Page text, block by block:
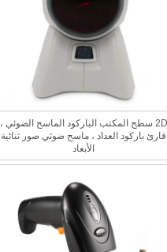
2D سطح المكتب الباركود الماسح الضوئي ،
قارئ باركود العداد ، ماسح ضوئي صور ثنائية
الأبعاد
ما هو الفرق بين 1D و 2D الباركود الضوئي؟
الباركود هناك نوعان العامة للالباركود: أحادي